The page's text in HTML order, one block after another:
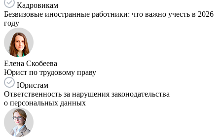
Кадровикам
Безвизовые иностранные работники: что важно учесть в 2026
году
Елена Скобеева
Юрист по трудовому праву
Юристам
Ответственность за нарушения законодательства
о персональных данных